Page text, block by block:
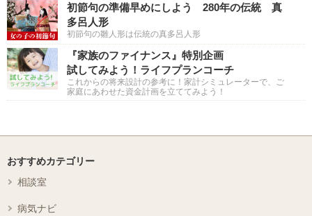
初節句の準備早めにしよう 280年の伝統 真
多呂人形
初節句の雛人形は伝統の真多呂人形
『家族のファイナンス』特別企画
試してみよう！ライフプランコーチ
これからの将来設計の参考に！家計シミュレーターで、ご
家庭にあわせた資金計画を立ててみよう！
おすすめカテゴリー
相談室
病気ナビ